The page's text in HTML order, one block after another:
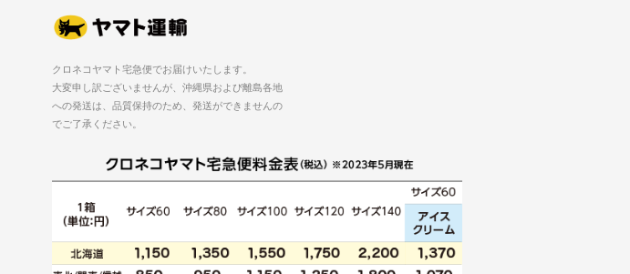
クロネコヤマト宅急便でお届けいたします。
大変申し訳ございませんが、沖縄県および離島各地
への発送は、品質保持のため、発送ができませんの
でご了承ください。